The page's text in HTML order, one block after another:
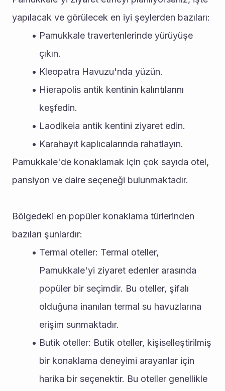
yapılacak ve görülecek en iyi şeylerden bazıları:
Pamukkale travertenlerinde yürüyüşe
çıkın.
Kleopatra Havuzu'nda yüzün.
Hierapolis antik kentinin kalıntılarını
keşfedin.
Laodikeia antik kentini ziyaret edin.
Karahayıt kaplıcalarında rahatlayın.
Pamukkale'de konaklamak için çok sayıda otel,
pansiyon ve daire seçeneği bulunmaktadır.
Bölgedeki en popüler konaklama türlerinden
bazıları şunlardır:
Termal oteller: Termal oteller,
Pamukkale'yi ziyaret edenler arasında
popüler bir seçimdir. Bu oteller, şifalı
olduğuna inanılan termal su havuzlarına
erişim sunmaktadır.
Butik oteller: Butik oteller, kişiselleştirilmiş
bir konaklama deneyimi arayanlar için
harika bir seçenektir. Bu oteller genellikle